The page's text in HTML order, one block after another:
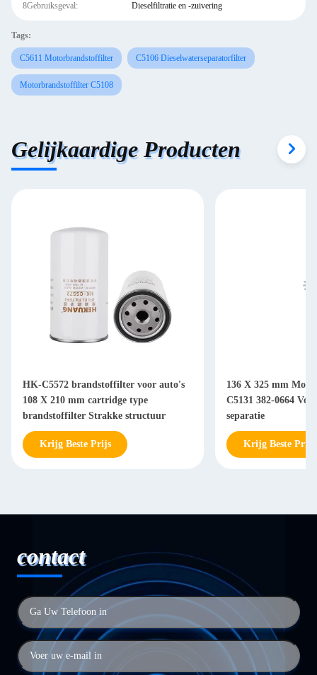
8Gebruiksgeval: Dieselfiltratie en -zuivering
Tags:
C5611 Motorbrandstoffilter C5106 Dieselwaterseparatorfilter
Motorbrandstoffilter C5108
Gelijkaardige Producten
HK-C5572 brandstoffilter voor auto's
108 X 210 mm cartridge type
brandstoffilter Strakke structuur
Krijg Beste Prijs
136 X 325 mm
C5131 382-0664
separatie
Krijg Beste Prijs
contact